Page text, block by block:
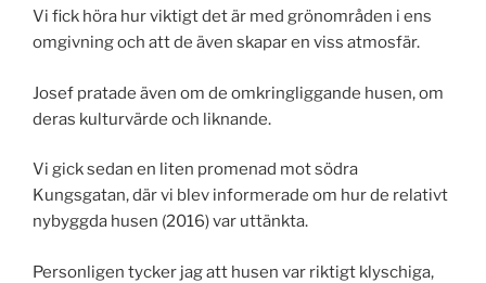
Vi fick höra hur viktigt det är med grönområden i ens
omgivning och att de även skapar en viss atmosfär.
Josef pratade även om de omkringliggande husen, om
deras kulturvärde och liknande.
Vi gick sedan en liten promenad mot södra
Kungsgatan, där vi blev informerade om hur de relativt
nybyggda husen (2016) var uttänkta.
Personligen tycker jag att husen var riktigt klyschiga,